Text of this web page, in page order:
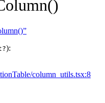
):
column_utils.tsx:8